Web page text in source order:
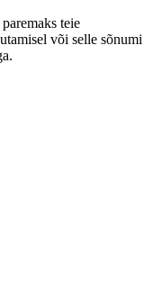
teie
või selle sõnumi